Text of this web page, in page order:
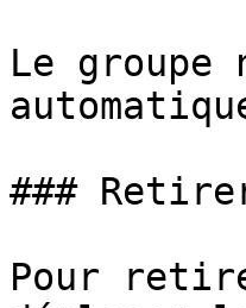
Le groupe
###
Pour